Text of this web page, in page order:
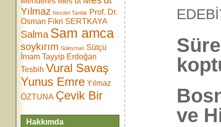
Yılmaz Necdet Tanlak Prof. Dr.
Osman Fikri SERTKAYA
Salma Sam amca
soykırım Süleyman Sütçü
İmam Tayyip Erdoğan
Tesbih Vural Savaş
Yunus Emre Yılmaz
ÖZTUNA Çevik Bir
Hakkımda
ve